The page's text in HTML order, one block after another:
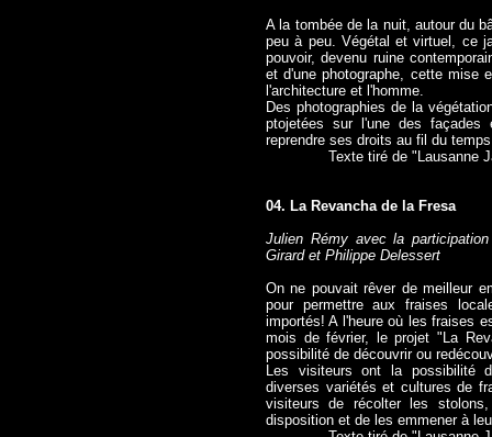
A la tombée de la nuit, autour du
peu à peu. Végétal et virtuel, ce
pouvoir, devenu ruine
et d'une photographe, cette mise
l'architecture et l'homme.
Des photographies de la
ptojetées sur l'une des
reprendre ses droits au fil du
Texte tiré de "Lausanne
04. La Revancha de la Fresa
Julien Rémy avec la
Girard et Philippe Delessert
On ne pouvait rêver de meilleur
pour permettre aux fraises
importés! A l'heure où les fraises
mois de février, le projet "La
possibilité de découvrir ou
Les visiteurs ont la possibilité
diverses variétés et cultures de
visiteurs de récolter les
disposition et de les emmener à